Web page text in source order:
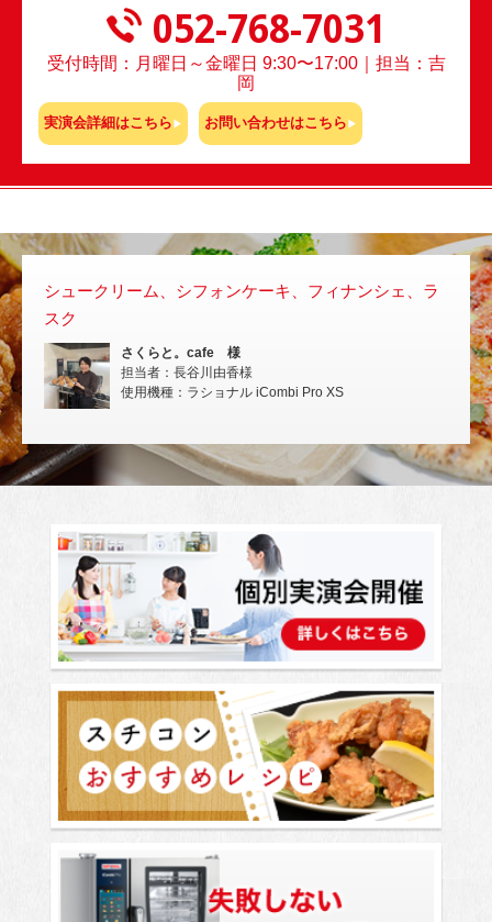
052-768-7031
受付時間：月曜日～金曜日 9:30〜17:00｜担当：吉
岡
実演会詳細はこちら お問い合わせはこちら
シュークリーム、シフォンケーキ、フィナンシェ、ラ
スク
さくらと。cafe 様
担当者：長谷川由香様
使用機種：ラショナル iCombi Pro XS
ス
い